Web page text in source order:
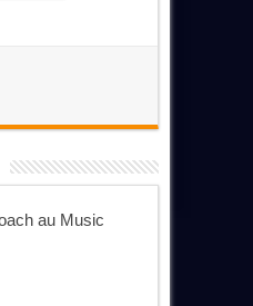
au Music